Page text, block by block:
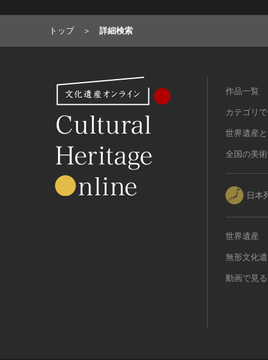
トップ 詳細検索
作品一覧
カテゴリ
世界遺産
全国の美
日本
世界遺産
無形文化
動画で見